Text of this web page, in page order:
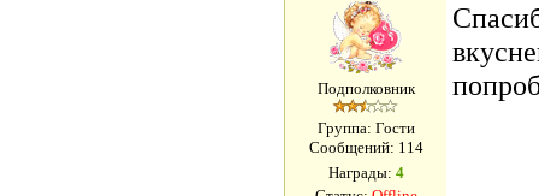
Подполковник
Группа: Гости
Сообщений: 114
Награды: 4